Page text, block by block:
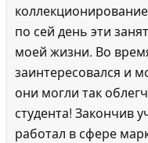
по сей день эти
моей жизни. Во
заинтересовался и
они могли так
студента! Закончив
работал в сфере